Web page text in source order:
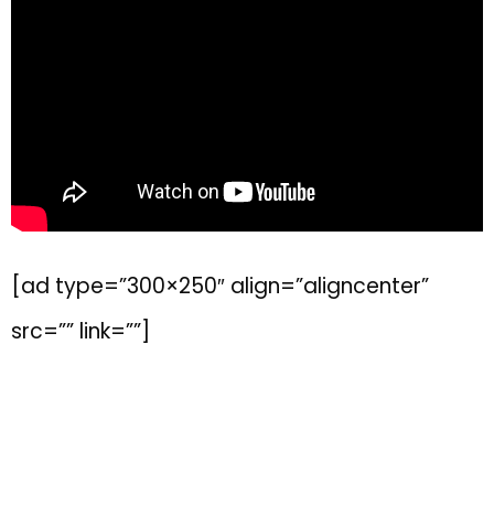
[ad type=”300×250″ align=”aligncenter”
src=”” link=””]